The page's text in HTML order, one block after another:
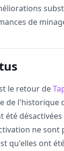
de
le retour de
de l'historique
ne sont
qu'elles ont